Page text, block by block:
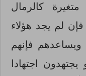
كالرمال
لم يجد هؤلاء
ويساعدهم فإنهم
يجتهدون اجتهادا